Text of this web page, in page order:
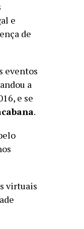
e
de
eventos
a
e se
.
virtuais